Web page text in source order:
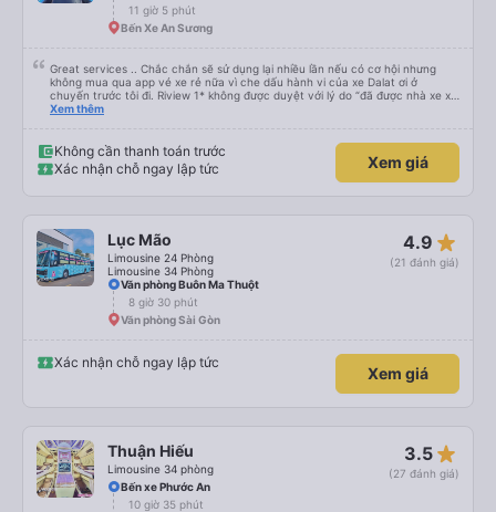
11 giờ 5 phút
Bến Xe An Sương
Great services .. Chắc chắn sẽ sử dụng lại nhiều lần nếu có cơ hội nhưng
không mua qua app vé xe rẻ nữa vì che dấu hành vi của xe Dalat ơi ở
chuyến trước tôi đi. Riview 1* không được duyệt với lý do “đã được nhà xe xử
lý với khách hàng” trong khi tôi là khách hàng và trải nghiệm của tôi lại nói là
Chúng tôi cũng sẽ viết bài trên các nền tảng về trải nghiệm của tôi cả về
Dalat lẫn vé xe rẻ. Xin cảm ơn.
Xem thêm
Không cần thanh toán trước
Xác nhận chỗ ngay lập tức
Xem giá
Lục Mão
Limousine 24 Phòng
Limousine 34 Phòng
4.9 star_rate
(21 đánh giá)
Văn phòng Buôn Ma Thuột
8 giờ 30 phút
Văn phòng Sài Gòn
Xác nhận chỗ ngay lập tức
Xem giá
Thuận Hiếu
Limousine 34 phòng
3.5 star_rate
(27 đánh giá)
Bến xe Phước An
10 giờ 35 phút